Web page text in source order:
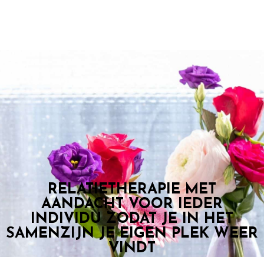
RELATIETHERAPIE MET
AANDACHT VOOR IEDER
INDIVIDU ZODAT JE IN HET
SAMENZIJN JE EIGEN PLEK WEER
VINDT